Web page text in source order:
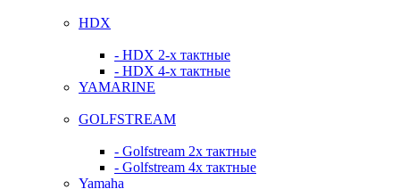
HDX
- HDX 2-х тактные
- HDX 4-х тактные
YAMARINE
GOLFSTREAM
- Golfstream 2х тактные
- Golfstream 4х тактные
Yamaha